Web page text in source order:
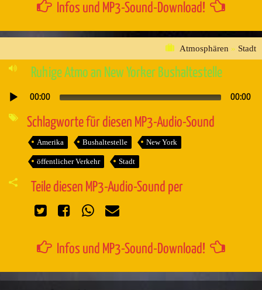
Infos und MP3-Sound-Download!
Atmosphären » Stadt
Ruhige Atmo an New Yorker Bushaltestelle
Audio-
00:00 00:00
Schlagworte für diesen MP3-Audio-Sound
Amerika Bushaltestelle New York
öffentlicher Verkehr Stadt
Teile diesen MP3-Audio-Sound per
Infos und MP3-Sound-Download!